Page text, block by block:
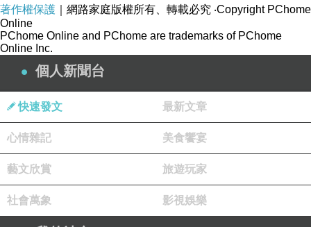
著作權保護 ｜網路家庭版權所有、轉載必究 ‧Copyright PChome
Online
PChome Online and PChome are trademarks of PChome
Online Inc.
個人新聞台
快速發文 最新文章
心情雜記 美食饗宴
藝文欣賞 旅遊玩家
社會萬象 影視娛樂